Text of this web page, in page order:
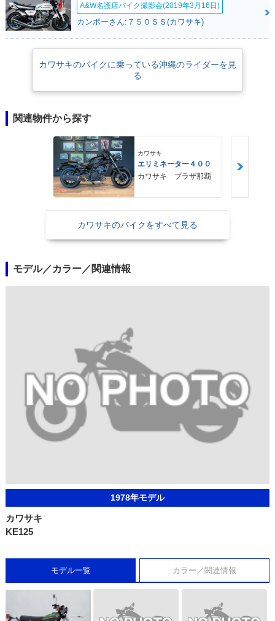
A&W名護店バイク撮影会(2019年3月16日)
カンポーさん:７５０ＳＳ(カワサキ)
カワサキのバイクに乗っている沖縄のライダーを見
る
関連物件から探す
カワサキ
エリミネーター４００
カワサキ プラザ那覇
カワサキのバイクをすべて見る
モデル／カラー／関連情報
1978年モデル
カワサキ
KE125
モデル一覧 カラー／関連情報